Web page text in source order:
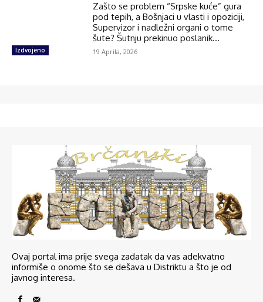
Izdvojeno
Zašto se problem “Srpske kuće” gura
pod tepih, a Bošnjaci u vlasti i opoziciji,
Supervizor i nadležni organi o tome
šute? Šutnju prekinuo poslanik...
19 Aprila, 2026
Ovaj portal ima prije svega zadatak da vas adekvatno
informiše o onome što se dešava u Distriktu a što je od
javnog interesa.